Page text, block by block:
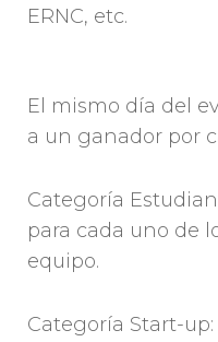
ERNC, etc.
El mismo día del
a un ganador por
Categoría
para cada uno de
equipo.
Categoría Start-up: